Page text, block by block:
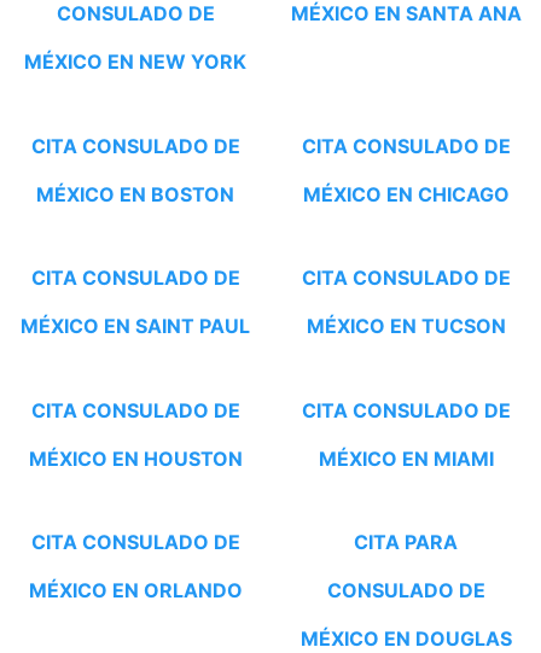
CONSULADO DE
MÉXICO EN NEW YORK
MÉXICO EN SANTA ANA
CITA CONSULADO DE
MÉXICO EN BOSTON
CITA CONSULADO DE
MÉXICO EN CHICAGO
CITA CONSULADO DE
MÉXICO EN SAINT PAUL
CITA CONSULADO DE
MÉXICO EN TUCSON
CITA CONSULADO DE
MÉXICO EN HOUSTON
CITA CONSULADO DE
MÉXICO EN MIAMI
CITA CONSULADO DE
MÉXICO EN ORLANDO
CITA PARA
CONSULADO DE
MÉXICO EN DOUGLAS